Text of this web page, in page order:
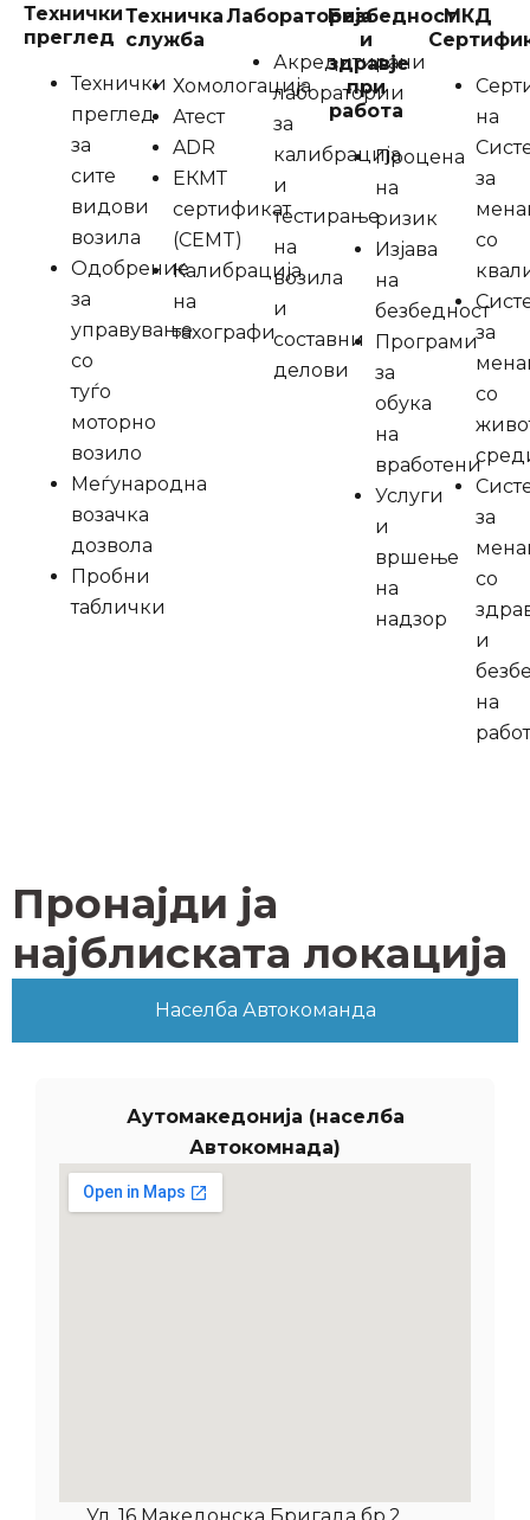
Технички
преглед
Технички
преглед
за
сите
видови
возила
Одобрение
за
управување
со
туѓо
моторно
возило
Меѓународна
возачка
дозвола
Пробни
таблички
Техничка
служба
Хомологација
Атест
ADR
ЕКМТ
сертификат
(CEMT)
Калибрација
на
тахографи
Лабораторија
Акредитирани
лаборатории
за
калибрација
и
тестирање
на
возила
и
составни
делови
Безбедност
и
здравје
при
работа
Процена
на
ризик
Изјава
на
безбедност
Програми
за
обука
на
вработени
Услуги
и
вршење
на
надзор
МКД
на
за
со
за
со
за
со
и
на
Пронајди ја
најблиската локација
Населба Автокоманда
Аутомакедонија (населба
Автокомнада)
Ул. 16 Македонска Бригада бр.2,